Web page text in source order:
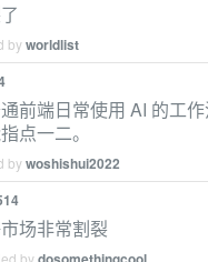
byworldlist
前端日常使用 AI 的工
点一二。
bywoshishui2022
场非常割裂
by